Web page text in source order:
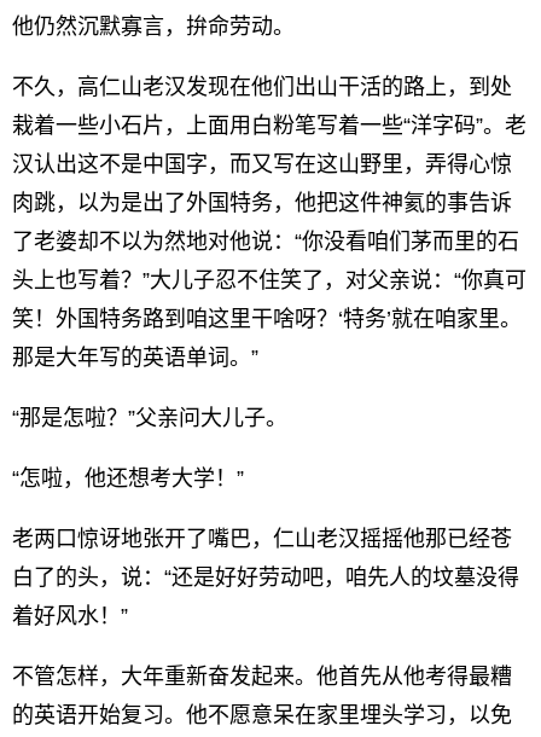
他仍然沉默寡言，拚命劳动。
不久，高仁山老汉发现在他们出山干活的路上，到处
栽着一些小石片，上面用白粉笔写着一些“洋字码”。老
汉认出这不是中国字，而又写在这山野里，弄得心惊
肉跳，以为是出了外国特务，他把这件神氦的事告诉
了老婆却不以为然地对他说：“你没看咱们茅而里的石
头上也写着？”大儿子忍不住笑了，对父亲说：“你真可
笑！外国特务路到咱这里干啥呀？‘特务’就在咱家里。
那是大年写的英语单词。”
“那是怎啦？”父亲问大儿子。
“怎啦，他还想考大学！”
老两口惊讶地张开了嘴巴，仁山老汉摇摇他那已经苍
白了的头，说：“还是好好劳动吧，咱先人的坟墓没得
着好风水！”
不管怎样，大年重新奋发起来。他首先从他考得最糟
的英语开始复习。他不愿意呆在家里埋头学习，以免